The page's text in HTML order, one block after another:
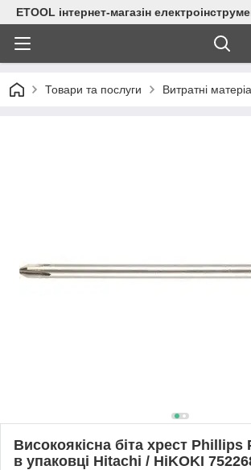
ETOOL інтернет-магазін
Товари та послуги Витратні
Високоякісна біта хрест Phillips
в упаковці Hitachi / HiKOKI